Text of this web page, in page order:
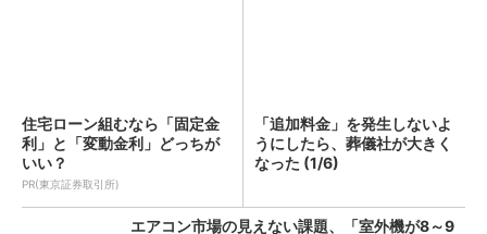
住宅ローン組むなら「固定金
利」と「変動金利」どっちが
いい？
PR(東京証券取引所)
「追加料金」を発生しないよ
うにしたら、葬儀社が大きく
なった (1/6)
エアコン市場の見えない課題、「室外機が8～9